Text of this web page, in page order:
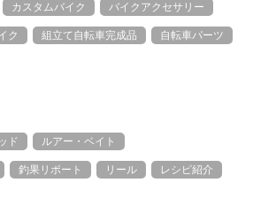
カスタムバイク バイクアクセサリー
ク 組立て自転車完成品 自転車パーツ
ド ルアー・ベイト
釣果リポート リール レシピ紹介